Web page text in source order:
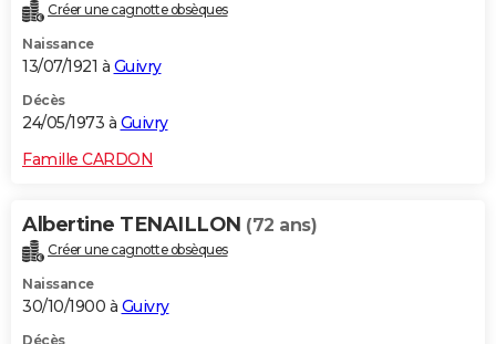
Créer une cagnotte obsèques
Naissance
13/07/1921 à Guivry
Décès
24/05/1973 à Guivry
Famille CARDON
Albertine TENAILLON (72 ans)
Créer une cagnotte obsèques
Naissance
30/10/1900 à Guivry
Décès